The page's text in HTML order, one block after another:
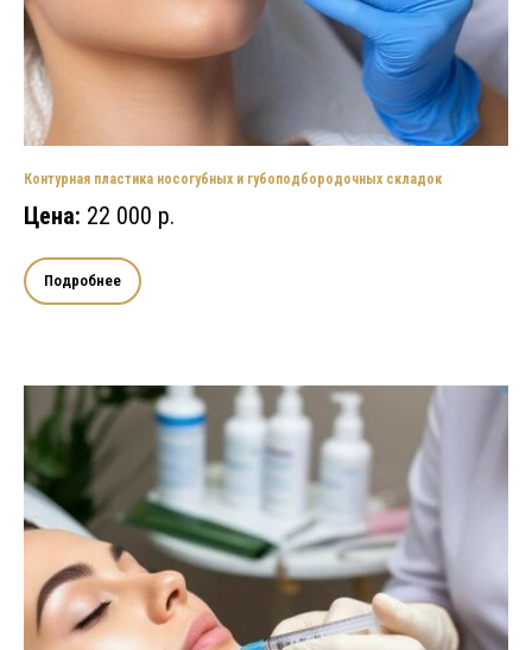
Контурная пластика носогубных и губоподбородочных складок
Цена: 22 000 р.
Подробнее